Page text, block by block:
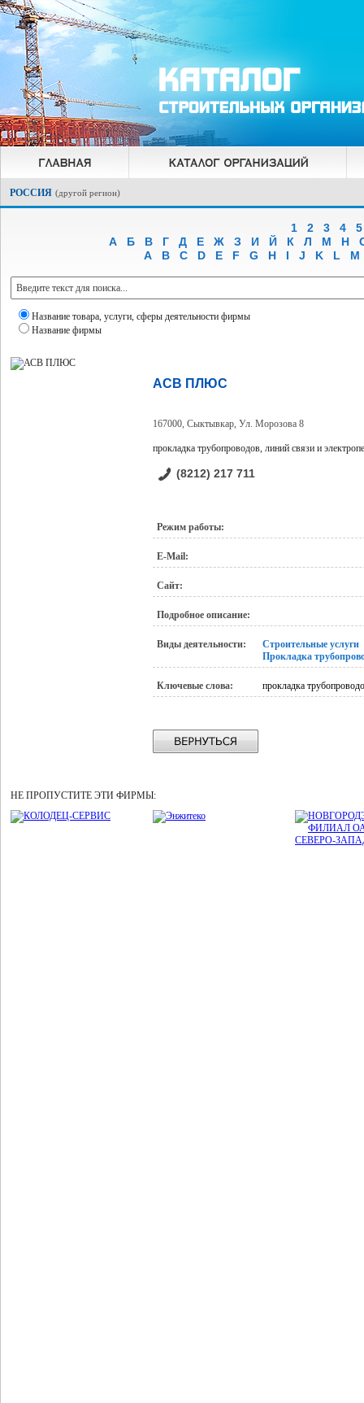
РОССИЯ (другой регион)
1 2 3 4
5
А
Б В Г Д Е Ж З И Й К Л М Н
A
B C D E F G H I J K L M
Название товара, услуги, сферы деятельности фирмы
Название фирмы
АСВ ПЛЮС
167000, Сыктывкар, Ул. Морозова 8
прокладка трубопроводов, линий связи и
(8212) 217 711
Режим работы:
E-Mail:
Сайт:
Подробное описание:
Виды деятельности:
Строительные услуги
Прокладка
Ключевые слова: прокладка
НЕ ПРОПУСТИТЕ ЭТИ ФИРМЫ: